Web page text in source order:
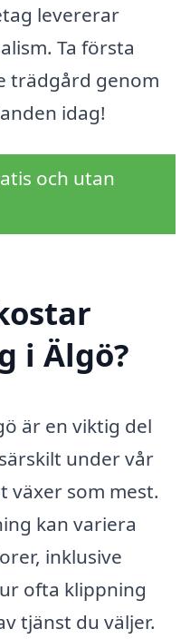
levererar
Ta första
trädgård genom
idag!
och utan
i Älgö?
är en viktig del
under vår
växer som mest.
kan variera
inklusive
ofta klippning
tjänst du väljer.